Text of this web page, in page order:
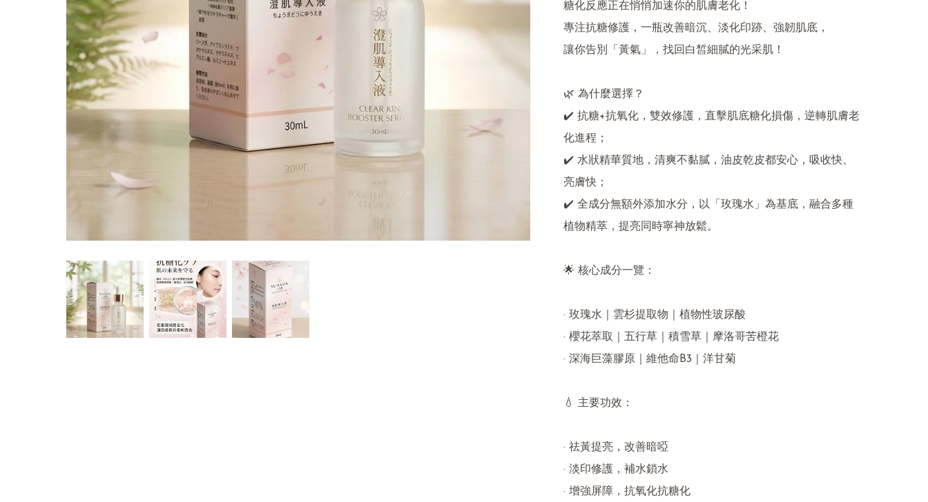
糖化反應正在悄悄加速你的肌膚老化！
專注抗糖修護，一瓶改善暗沉、淡化印跡、強韌肌底，
讓你告別「黃氣」，找回白皙細膩的光采肌！
🌿 為什麼選擇？
✔️ 抗糖+抗氧化，雙效修護，直擊肌底糖化損傷，逆轉肌膚老
化進程；
✔️ 水狀精華質地，清爽不黏膩，油皮乾皮都安心，吸收快、
亮膚快；
✔️ 全成分無額外添加水分，以「玫瑰水」為基底，融合多種
植物精萃，提亮同時寧神放鬆。
🌟 核心成分一覽：
· 玫瑰水｜雲杉提取物｜植物性玻尿酸
· 櫻花萃取｜五行草｜積雪草｜摩洛哥苦橙花
· 深海巨藻膠原｜維他命B3｜洋甘菊
💧 主要功效：
· 祛黃提亮，改善暗啞
· 淡印修護，補水鎖水
· 增強屏障，抗氧化抗糖化